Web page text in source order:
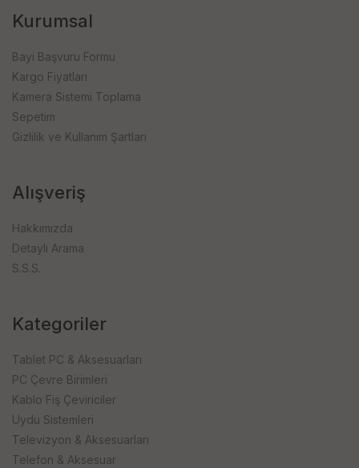
Kurumsal
Bayi Başvuru Formu
Kargo Fiyatları
Kamera Sistemi Toplama
Sepetim
Gizlilik ve Kullanım Şartları
Alışveriş
Hakkımızda
Detaylı Arama
S.S.S.
Kategoriler
Tablet PC & Aksesuarları
PC Çevre Birimleri
Kablo Fiş Çeviriciler
Uydu Sistemleri
Televizyon & Aksesuarları
Telefon & Aksesuar